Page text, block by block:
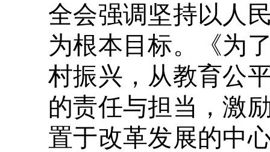
全会强调坚持以人
为根本目标。《为
村振兴，从教育公
的责任与担当，激
置于改革发展的中